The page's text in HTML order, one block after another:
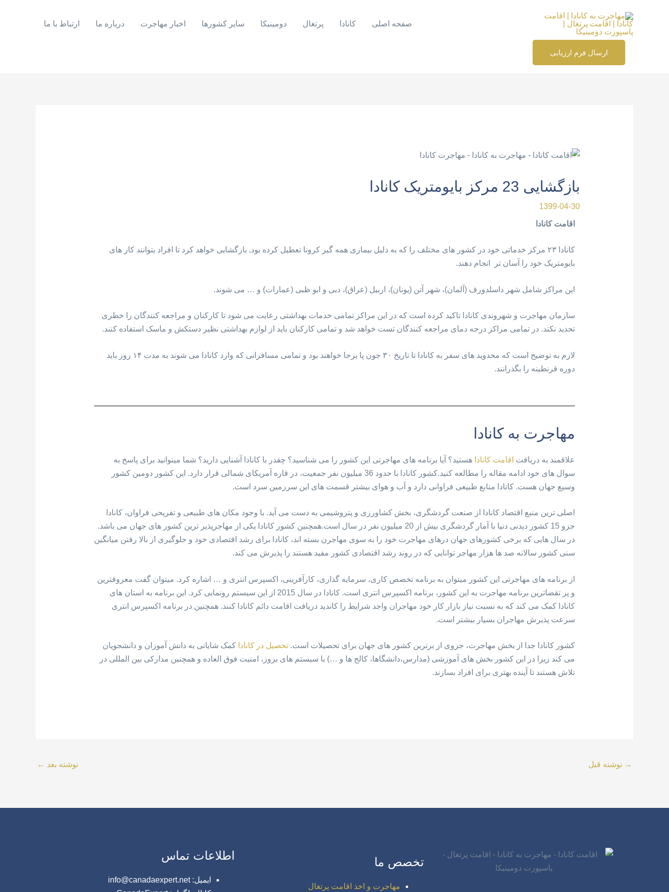
صفحه اصلی کانادا پرتغال دومینیکا سایر کشورها اخبار مهاجرت درباره ما ارتباط با ما
ارسال فرم ارزیابی
بازگشایی 23 مرکز بایومتریک کانادا
1399-04-30
اقامت کانادا
کانادا ۲۳ مرکز خدماتی خود در کشور های مختلف را که به دلیل بیماری همه گیر کرونا تعطیل کرده بود, بازگشایی خواهد کرد تا افراد بتوانند کار های
بایومتریک خود را آسان تر انجام دهند.
این مراکز شامل شهر داسلدورف (آلمان)، شهر آتن (یونان)، اربیل (عراق)، دبی و ابو ظبی (عمارات) و … می شوند.
سازمان مهاجرت و شهروندی کانادا تاکید کرده است که در این مراکز تمامی خدمات بهداشتی رعایت می شود تا کارکنان و مراجعه کنندگان را خطری
تحدید نکند. در تمامی مراکز درجه دمای مراجعه کنندگان تست خواهد شد و تمامی کارکنان باید از لوازم بهداشتی نظیر دستکش و ماسک استفاده کنند.
لازم به توضیح است که محدوید های سفر به کانادا تا تاریخ ۳۰ جون پا برجا خواهند بود و تمامی مسافرانی که وارد کانادا می شوند به مدت ۱۴ روز باید
دوره قرنطینه را بگذرانند.
مهاجرت به کانادا
علاقمند به دریافت اقامت کانادا هستید؟ آیا برنامه های مهاجرتی این کشور را می شناسید؟ چقدر با کانادا آشنایی دارید؟ شما میتوانید برای پاسخ به
سوال های خود ادامه مقاله را مطالعه کنید.کشور کانادا با حدود 36 میلیون نفر جمعیت، در قاره آمریکای شمالی قرار دارد. این کشور دومین کشور
وسیع جهان هست. کانادا منابع طبیعی فراوانی دارد و آب و هوای بیشتر قسمت های این سرزمین سرد است.
اصلی ترین منبع اقتصاد کانادا از صنعت گردشگری، بخش کشاورزی و پتروشیمی به دست می آید. با وجود مکان های طبیعی و تفریحی فراوان، کانادا
جزو 15 کشور دیدنی دنیا با آمار گردشگری بیش از 20 میلیون نفر در سال است.همچنین کشور کانادا یکی از مهاجرپذیر ترین کشور های جهان می باشد.
در سال هایی که برخی کشورهای جهان درهای مهاجرت خود را به سوی مهاجرن بسته اند، کانادا برای رشد اقتصادی خود و جلوگیری از بالا رفتن میانگین
سنی کشور سالانه صد ها هزار مهاجر توانایی که در روند رشد اقتصادی کشور مفید هستند را پذیرش می کند.
از برنامه های مهاجرتی این کشور میتوان به برنامه تخصص کاری، سرمایه گذاری، کارآفرینی، اکسپرس انتری و … اشاره کرد. میتوان گفت معروفترین
و پر تقضاترین برنامه مهاجرت به این کشور، برنامه اکسپرس انتری است. کانادا در سال 2015 از این سیستم رونمایی کرد. این برنامه به استان های
کانادا کمک می کند که به نسبت نیاز بازار کار خود مهاجران واجد شرایط را کاندید دریافت اقامت دائم کانادا کنند. همچنین در برنامه اکسپرس انتری
سرعت پذیرش مهاجران بسیار بیشتر است.
کشور کانادا جدا از بخش مهاجرت، جزوی از برترین کشور های جهان برای تحصیلات است. تحصیل در کانادا کمک شایانی به دانش آموزان و دانشجویان
می کند زیرا در این کشور بخش های آموزشی (مدارس،دانشگاها، کالج ها و …) با سیستم های بروز، امنیت فوق العاده و همچنین مدارکی بین المللی در
تلاش هستند تا آینده بهتری برای افراد بسازند.
→ نوشته قبل نوشته بعد ←
تخصص ما
مهاجرت و اخذ اقامت پرتغال
اطلاعات تماس
ایمیل: info@canadaexpert.net